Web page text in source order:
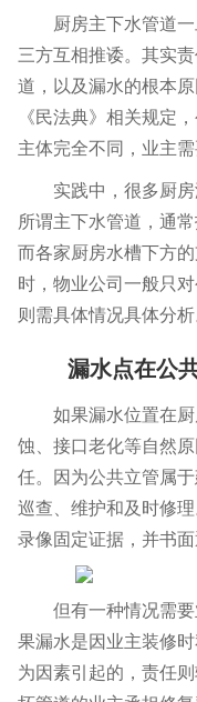
厨房主下水管道
三方互相推诿。其实
道，以及漏水的根本
《民法典》相关规定
主体完全不同，业主
实践中，很多厨房
所谓主下水管道，通
而各家厨房水槽下方
时，物业公司一般只
则需具体情况具体分析
漏水点在公
如果漏水位置在
蚀、接口老化等自然
任。因为公共立管属
巡查、维护和及时修
录像固定证据，并书面
但有一种情况需
果漏水是因业主装修
为因素引起的，责任